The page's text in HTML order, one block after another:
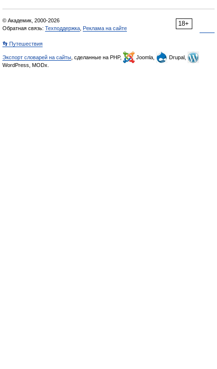
18+
© Академик, 2000-2026
Обратная связь: Техподдержка Реклама на сайте
👣 Путешествия
Экспорт словарей на сайты , сделанные на PHP, Joomla,
Drupal,
WordPress, MODx.